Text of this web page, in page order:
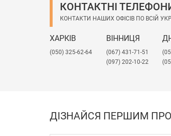
КОНТАКТНІ
КОНТАКТИ НАШИХ ОФІСІВ ПО ВСІЙ
ХАРКІВ
(050) 325-62-64
ВІННИЦЯ
(067) 431-71-51
(097) 202-10-22
ДІЗНАЙСЯ ПЕРШИМ ПРО